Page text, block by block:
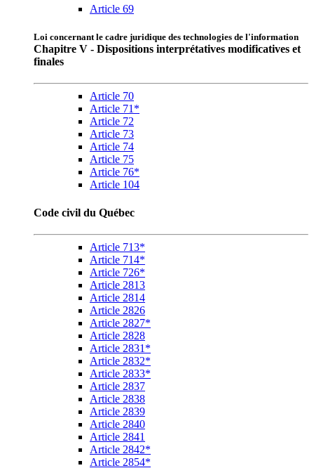
Article 69
Loi concernant le cadre juridique des technologies de l'information
Chapitre V - Dispositions interprétatives modificatives et
finales
Article 70
Article 71*
Article 72
Article 73
Article 74
Article 75
Article 76*
Article 104
Code civil du Québec
Article 713*
Article 714*
Article 726*
Article 2813
Article 2814
Article 2826
Article 2827*
Article 2828
Article 2831*
Article 2832*
Article 2833*
Article 2837
Article 2838
Article 2839
Article 2840
Article 2841
Article 2842*
Article 2854*